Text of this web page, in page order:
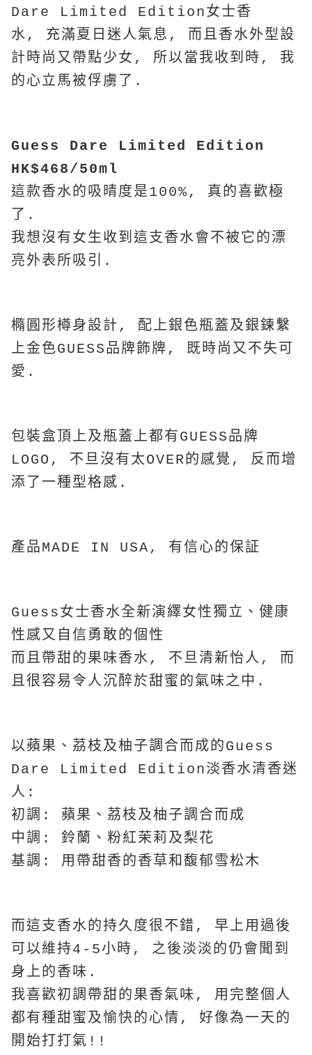
Dare Limited Edition女士香
水, 充滿夏日迷人氣息, 而且香水外型設
計時尚又帶點少女, 所以當我收到時, 我
的心立馬被俘虜了.
Guess Dare Limited Edition
HK$468/50ml
這款香水的吸晴度是100%, 真的喜歡極
了.
我想沒有女生收到這支香水會不被它的漂
亮外表所吸引.
橢圓形樽身設計, 配上銀色瓶蓋及銀鍊繫
上金色GUESS品牌飾牌, 既時尚又不失可
愛.
包裝盒頂上及瓶蓋上都有GUESS品牌
LOGO, 不旦沒有太OVER的感覺, 反而增
添了一種型格感.
產品MADE IN USA, 有信心的保証
Guess女士香水全新演繹女性獨立、健康
性感又自信勇敢的個性
而且帶甜的果味香水, 不旦清新怡人, 而
且很容易令人沉醉於甜蜜的氣味之中.
以蘋果、茘枝及柚子調合而成的Guess
Dare Limited Edition淡香水清香迷
人:
初調: 蘋果、茘枝及柚子調合而成
中調: 鈴蘭、粉紅茉莉及梨花
基調: 用帶甜香的香草和馥郁雪松木
而這支香水的持久度很不錯, 早上用過後
可以維持4-5小時, 之後淡淡的仍會聞到
身上的香味.
我喜歡初調帶甜的果香氣味, 用完整個人
都有種甜蜜及愉快的心情, 好像為一天的
開始打打氣!!